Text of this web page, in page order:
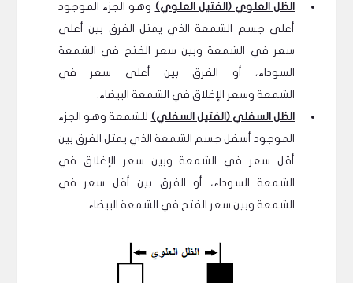
الظل العلوي (الفتيل العلوي) وهو الجزء الموجود
أعلى جسم الشمعة الذي يمثل الفرق بين أعلى
سعر في الشمعة وبين سعر الفتح في الشمعة
السوداء، أو الفرق بين أعلى سعر في
الشمعة وسعر الإغلاق في الشمعة البيضاء.
الظل السفلي (الفتيل السفلي) للشمعة وهو الجزء
الموجود أسفل جسم الشمعة الذي يمثل الفرق بين
أقل سعر في الشمعة وبين سعر الإغلاق في
الشمعة السوداء، أو الفرق بين أقل سعر في
الشمعة وبين سعر الفتح في الشمعة البيضاء.